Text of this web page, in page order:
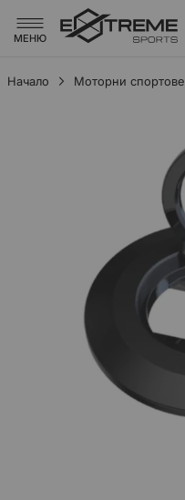
МЕНЮ
Начало Моторни спортове